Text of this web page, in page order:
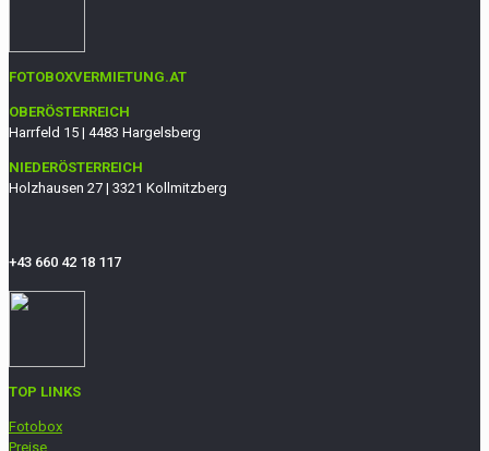
FOTOBOXVERMIETUNG.AT
OBERÖSTERREICH
Harrfeld 15 | 4483 Hargelsberg
NIEDERÖSTERREICH
Holzhausen 27 | 3321 Kollmitzberg
+43 660 42 18 117
TOP LINKS
Fotobox
Preise